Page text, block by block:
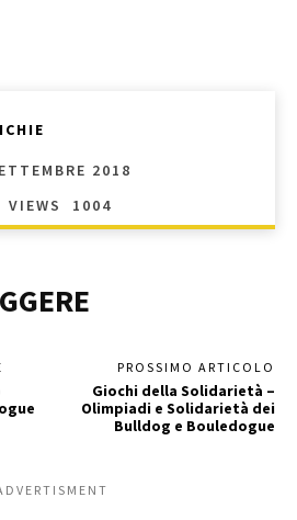
2018
VIEWS
1004
PROSSIMO ARTICOLO
Giochi della Solidarietà –
Olimpiadi e Solidarietà dei
Bulldog e Bouledogue